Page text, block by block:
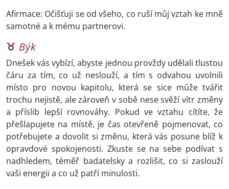
Afirmace: Očišťuji se od všeho, co ruší můj vztah ke mně
samotné a k mému partnerovi.
♉ Býk
Dnešek vás vybízí, abyste jednou provždy udělali tlustou
čáru za tím, co už neslouží, a tím s odvahou uvolnili
místo pro novou kapitolu, která se sice může tvářit
trochu nejistě, ale zároveň v sobě nese svěží vítr změny
a příslib lepší rovnováhy. Pokud ve vztahu cítíte, že
přešlapujete na místě, je čas otevřeně pojmenovat, co
potřebujete a dovolit si změnu, která vás posune blíž k
opravdové spokojenosti. Zkuste se na sebe podívat s
nadhledem, téměř badatelsky a rozlišit, co si zaslouží
vaši energii a co už patří minulosti.